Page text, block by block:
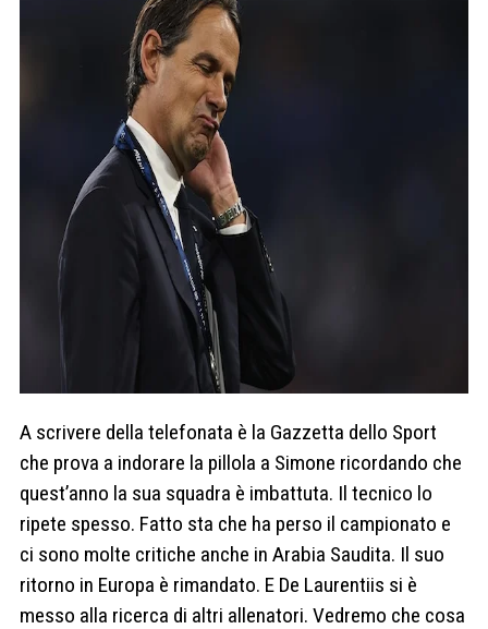
A scrivere della telefonata è la Gazzetta dello Sport
che prova a indorare la pillola a Simone ricordando che
quest’anno la sua squadra è imbattuta. Il tecnico lo
ripete spesso. Fatto sta che ha perso il campionato e
ci sono molte critiche anche in Arabia Saudita. Il suo
ritorno in Europa è rimandato. E De Laurentiis si è
messo alla ricerca di altri allenatori. Vedremo che cosa